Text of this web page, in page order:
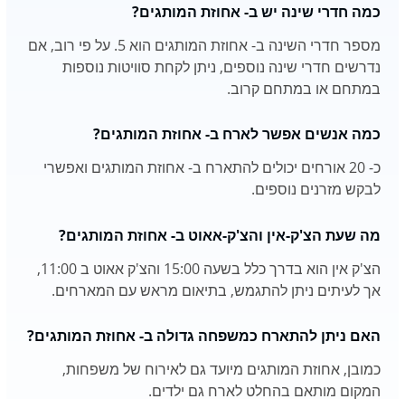
כמה חדרי שינה יש ב- אחוזת המותגים?
מספר חדרי השינה ב- אחוזת המותגים הוא 5. על פי רוב, אם
נדרשים חדרי שינה נוספים, ניתן לקחת סוויטות נוספות
במתחם או במתחם קרוב.
כמה אנשים אפשר לארח ב- אחוזת המותגים?
כ- 20 אורחים יכולים להתארח ב- אחוזת המותגים ואפשרי
לבקש מזרנים נוספים.
מה שעת הצ'ק-אין והצ'ק-אאוט ב- אחוזת המותגים?
הצ'ק אין הוא בדרך כלל בשעה 15:00 והצ'ק אאוט ב 11:00,
אך לעיתים ניתן להתגמש, בתיאום מראש עם המארחים.
האם ניתן להתארח כמשפחה גדולה ב- אחוזת המותגים?
כמובן, אחוזת המותגים מיועד גם לאירוח של משפחות,
המקום מותאם בהחלט לארח גם ילדים.